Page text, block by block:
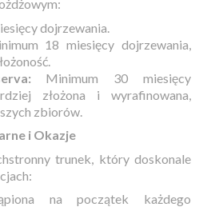
dojrzewania.
18 miesięcy dojrzewania,
Minimum 30 miesięcy
złożona i wyrafinowana,
zbiorów.
i Okazje
trunek, który doskonale
na początek każdego